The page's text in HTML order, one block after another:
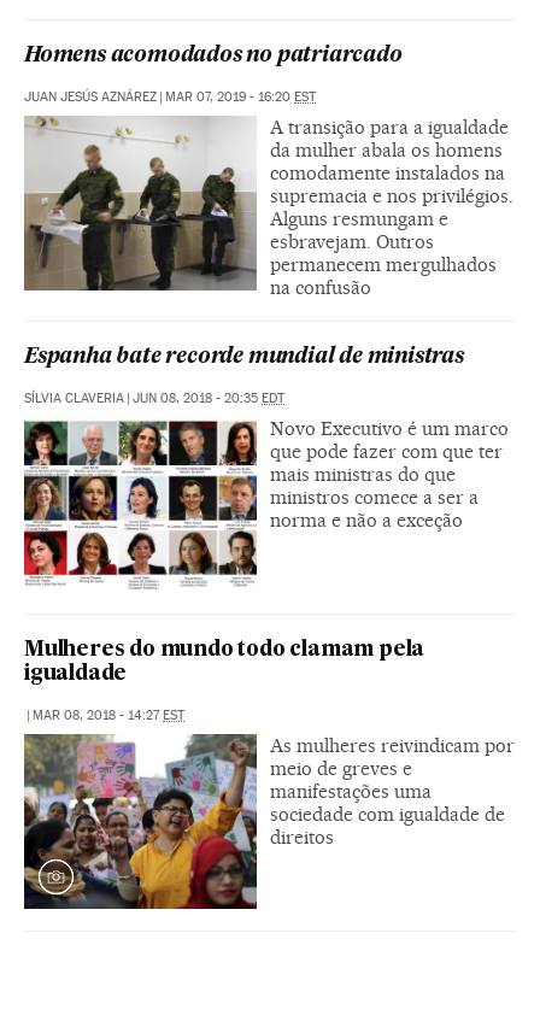
Homens acomodados no patriarcado
JUAN JESÚS AZNÁREZ MAR 07, 2019 - 16:20 EST
A transição para a igualdade
da mulher abala os homens
comodamente instalados na
supremacia e nos privilégios.
Alguns resmungam e
esbravejam. Outros
permanecem mergulhados
na confusão
Espanha bate recorde mundial de ministras
SÍLVIA CLAVERIA JUN 08, 2018 - 20:35 EDT
Novo Executivo é um marco
que pode fazer com que ter
mais ministras do que
ministros comece a ser a
norma e não a exceção
Mulheres do mundo todo clamam pela
igualdade
| MAR 08, 2018 - 14:27EST
As mulheres reivindicam por
meio de greves e
manifestações uma
sociedade com igualdade de
direitos